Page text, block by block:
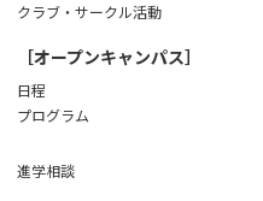
クラブ・サークル活動
［オープンキャンパス］
日程
プログラム
進学相談